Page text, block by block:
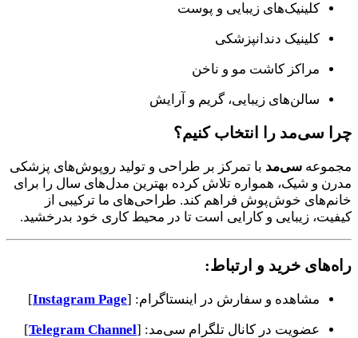
کلینیک‌های زیبایی و پوست
کلینیک دندانپزشکی
مراکز کاشت مو و ناخن
سالن‌های زیبایی، گریم و آرایش
چرا سی‌مد را انتخاب کنیم؟
مجموعه سی‌مد با تمرکز بر طراحی و تولید روپوش‌های پزشکی
مدرن و شیک، همواره تلاش کرده بهترین مدل‌های سال را برای
خانم‌های خوش‌پوش فراهم کند. طراحی‌های ما ترکیبی از
کیفیت، زیبایی و کارایی است تا در محیط کاری خود بدرخشید.
راه‌های خرید و ارتباط:
مشاهده و سفارش در اینستاگرام: [Instagram Page
]
عضویت در کانال تلگرام سی‌مد: [Telegram Channel
]